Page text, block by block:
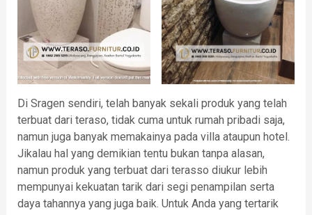
Di Sragen sendiri, telah banyak sekali produk yang telah
terbuat dari teraso, tidak cuma untuk rumah pribadi saja,
namun juga banyak memakainya pada villa ataupun hotel.
Jikalau hal yang demikian tentu bukan tanpa alasan,
namun produk yang terbuat dari terasso diukur lebih
mempunyai kekuatan tarik dari segi penampilan serta
daya tahannya yang juga baik. Untuk Anda yang tertarik